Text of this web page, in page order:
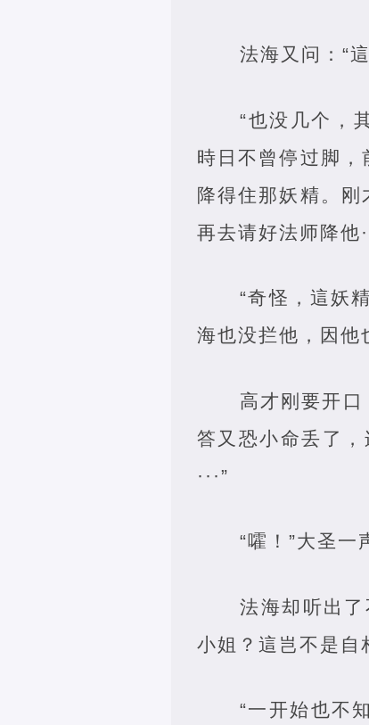
法海又问：“
“也没几个，
時日不曾停过脚
降得住那妖精。
再去请好法师降他
“奇怪，這妖
海也没拦他，因他
高才刚要开
答又恐小命丢了
···”
“嚯！”大圣一
法海却听出
小姐？這岂不是自
“一开始也不